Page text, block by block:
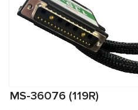
MS-36076 (119R)